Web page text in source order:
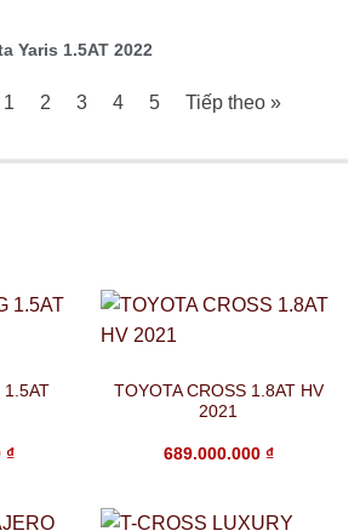
Yaris 1.5AT 2022
1 2 3 4 5 Tiếp theo »
1.5AT
₫
TOYOTA CROSS 1.8AT HV
2021
689.000.000 ₫